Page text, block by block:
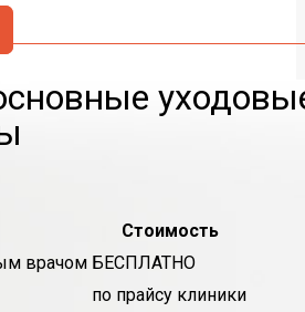
Стоимость
врачом БЕСПЛАТНО
по прайсу клиники